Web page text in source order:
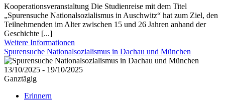
Kooperationsveranstaltung Die Studienreise mit dem Titel
„Spurensuche Nationalsozialismus in Auschwitz“ hat zum Ziel, den
Teilnehmenden im Alter zwischen 15 und 26 Jahren anhand der
Geschichte [...]
Weitere Informationen
Spurensuche Nationalsozialismus in Dachau und München
13/10/2025 - 19/10/2025
Ganztägig
Erinnern